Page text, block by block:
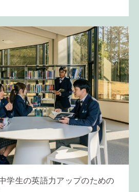
学生の英語力アップのための